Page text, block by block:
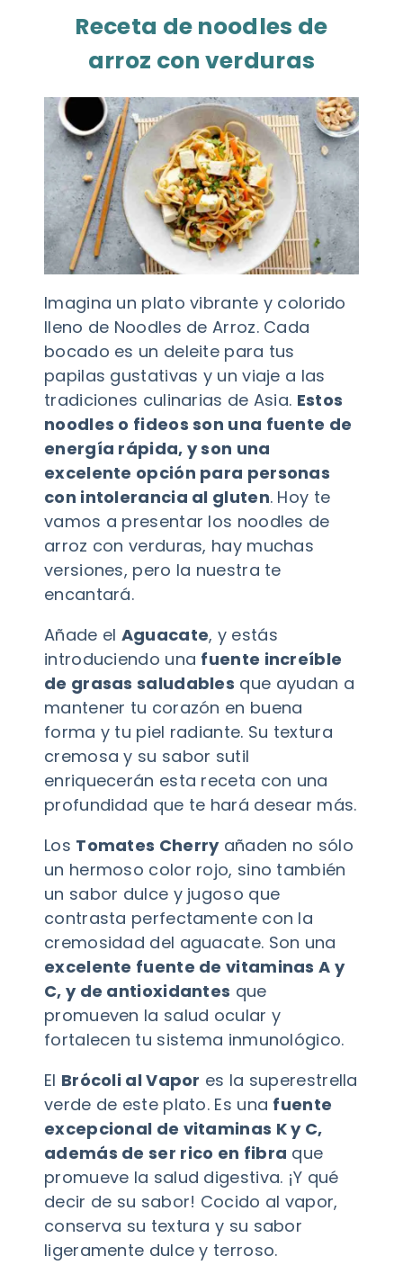
Receta de noodles de
arroz con verduras
Imagina un plato vibrante y colorido
lleno de Noodles de Arroz. Cada
bocado es un deleite para tus
papilas gustativas y un viaje a las
tradiciones culinarias de Asia. Estos
noodles o fideos son una fuente de
energía rápida, y son una
excelente opción para personas
con intolerancia al gluten. Hoy te
vamos a presentar los noodles de
arroz con verduras, hay muchas
versiones, pero la nuestra te
encantará.
Añade el Aguacate, y estás
introduciendo una fuente increíble
de grasas saludables que ayudan a
mantener tu corazón en buena
forma y tu piel radiante. Su textura
cremosa y su sabor sutil
enriquecerán esta receta con una
profundidad que te hará desear más.
Los Tomates Cherryañaden no sólo
un hermoso color rojo, sino también
un sabor dulce y jugoso que
contrasta perfectamente con la
cremosidad del aguacate. Son una
excelente fuente de vitaminas A y
C, y de antioxidantes que
promueven la salud ocular y
fortalecen tu sistema inmunológico.
El Brócoli al Vapor es la superestrella
verde de este plato. Es una fuente
excepcional de vitaminas K y C,
además de ser rico en fibra que
promueve la salud digestiva. ¡Y qué
decir de su sabor! Cocido al vapor,
conserva su textura y su sabor
ligeramente dulce y terroso.